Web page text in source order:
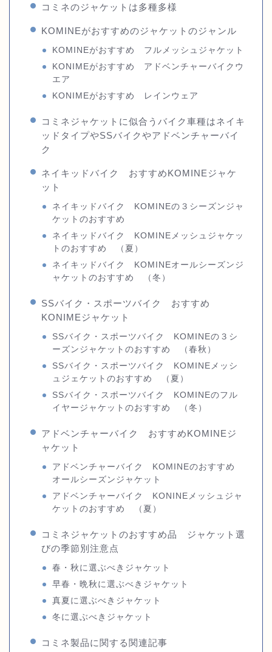
コミネのジャケットは多種多様
KOMINEがおすすめのジャケットのジャンル
KOMINEがおすすめ フルメッシュジャケット
KONIMEがおすすめ アドベンチャーバイクウ
エア
KONIMEがおすすめ レインウェア
コミネジャケットに似合うバイク車種はネイキ
ッドタイプやSSバイクやアドベンチャーバイ
ク
ネイキッドバイク おすすめKOMINEジャケ
ット
ネイキッドバイク KOMINEの３シーズンジャ
ケットのおすすめ
ネイキッドバイク KOMINEメッシュジャケッ
トのおすすめ （夏）
ネイキッドバイク KOMINEオールシーズンジ
ャケットのおすすめ （冬）
SSバイク・スポーツバイク おすすめ
KONIMEジャケット
SSバイク・スポーツバイク KOMINEの３シ
ーズンジャケットのおすすめ （春秋）
SSバイク・スポーツバイク KOMINEメッシ
ュジェケットのおすすめ （夏）
SSバイク・スポーツバイク KOMINEのフル
イヤージャケットのおすすめ （冬）
アドベンチャーバイク おすすめKOMINEジ
ャケット
アドベンチャーバイク KOMINEのおすすめ
オールシーズンジャケット
アドベンチャーバイク KONINEメッシュジャ
ケットのおすすめ （夏）
コミネジャケットのおすすめ品 ジャケット選
びの季節別注意点
春・秋に選ぶべきジャケット
早春・晩秋に選ぶべきジャケット
真夏に選ぶべきジャケット
冬に選ぶべきジャケット
コミネ製品に関する関連記事